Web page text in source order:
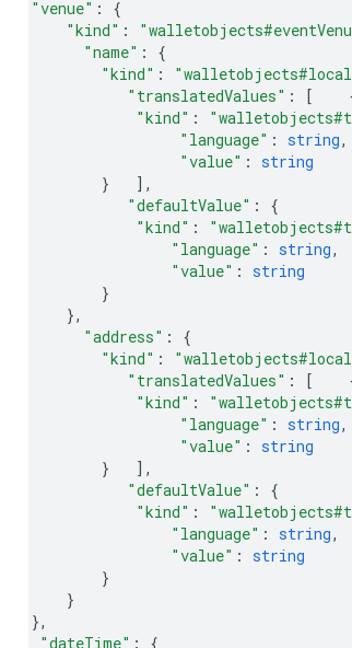
"venue" :
{
"kind" :
"name" :
{
"kind" :
"translatedValues" : [
"kind" :
"language" : string,
"value" : string
}
],
"defaultValue" :
{
"kind" :
"language" : string,
"value" : string
}
},
"address" :
{
"kind" :
"translatedValues" : [
"kind" :
"language" : string,
"value" : string
}
],
"defaultValue" :
{
"kind" :
"language" : string,
"value" : string
}
}
},
"dateTime" :
{